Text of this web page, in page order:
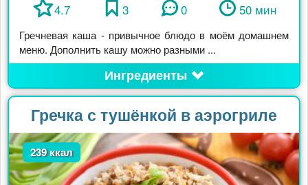
4.7 3 0 50 мин
Гречневая каша - привычное блюдо в моём домашнем
меню. Дополнить кашу можно разными ...
Ингредиенты
Гречка с тушёнкой в аэрогриле
239 ккал